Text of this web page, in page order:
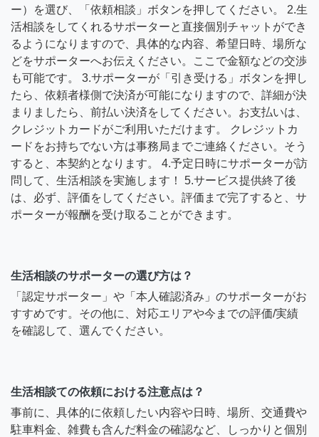
ー）を選び、「依頼相談」ボタンを押してください。 2.生
活相談をしてくれるサポーターと直接個別チャットができ
るようになりますので、具体的な内容、希望日時、場所な
どをサポーターへお伝えください。ここで金額などの交渉
も可能です。 3.サポーターが「引き受ける」ボタンを押し
たら、依頼者様側で決済が可能になりますので、詳細が決
まりましたら、前払い決済をしてください。お支払いは、
クレジットカードがご利用いただけます。 クレジットカ
ードをお持ちでない方は事務局までご連絡ください。そう
すると、本契約となります。 4.予定日時にサポーターが訪
問して、生活相談を実施します！ 5.サービス提供終了後
は、必ず、評価をしてください。評価まで完了すると、サ
ポーターが報酬を受け取ることができます。
生活相談のサポーターの選び方は？
「認定サポーター」や「本人確認済み」のサポーターがお
すすめです。その他に、対応エリアや今までの評価/実績
を確認して、選んでください。
生活相談ての依頼における注意点は？
事前に、具体的に依頼したい内容や日時、場所、交通費や
駐車料金、雑費も含んだ料金の確認など、しっかりと個別